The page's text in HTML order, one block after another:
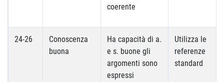
coerente
24-26
Conoscenza
buona
Ha capacità di a.
e s. buone gli
argomenti sono
espressi
Utilizza le
referenze
standard